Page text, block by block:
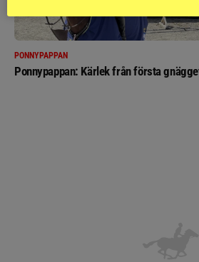
PONNYPAPPAN
Ponnypappan: Kärlek från första